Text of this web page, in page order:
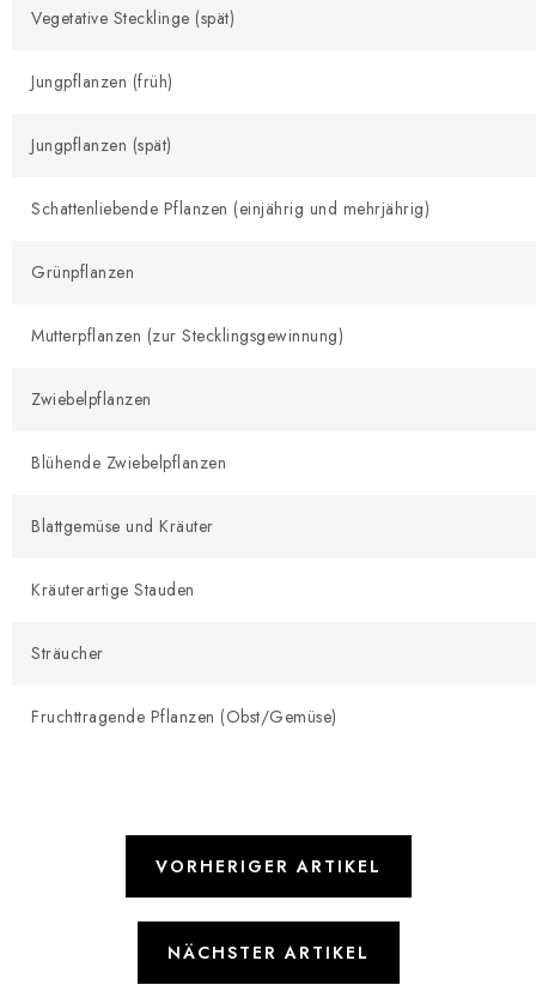
Vegetative Stecklinge (spät)
Jungpflanzen (früh)
Jungpflanzen (spät)
Schattenliebende Pflanzen (einjährig und mehrjährig)
Grünpflanzen
Mutterpflanzen (zur Stecklingsgewinnung)
Zwiebelpflanzen
Blühende Zwiebelpflanzen
Blattgemüse und Kräuter
Kräuterartige Stauden
Sträucher
Fruchttragende Pflanzen (Obst/Gemüse)
VORHERIGER ARTIKEL
NÄCHSTER ARTIKEL